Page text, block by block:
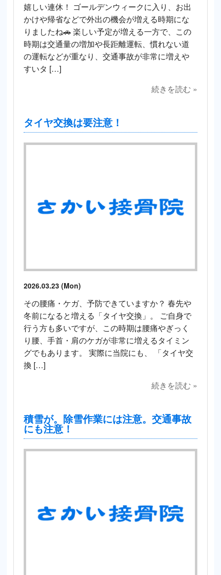
嬉しい連休！ ゴールデンウィークに入り、お出
かけや帰省などで外出の機会が増える時期にな
りましたね🚗 楽しい予定が増える一方で、この
時期は交通量の増加や長距離運転、慣れない道
の運転などが重なり、交通事故が非常に増えや
すいタ […]
続きを読む »
タイヤ交換は要注意！
2026.03.23 (Mon)
その腰痛・ケガ、予防できていますか？ 春先や
冬前になると増える「タイヤ交換」。 ご自身で
行う方も多いですが、この時期は腰痛やぎっく
り腰、手首・肩のケガが非常に増えるタイミン
グでもあります。 実際に当院にも、 「タイヤ交
換 […]
続きを読む »
積雪が。除雪作業には注意。交通事故
にも注意！